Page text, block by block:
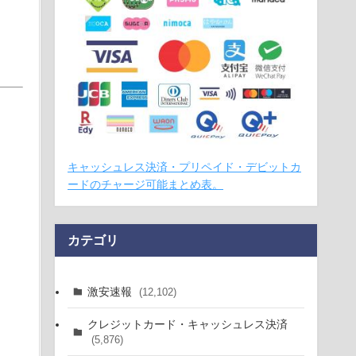
キャッシュレス決済・プリペイド・デビットカ
ードのチャージ可能まとめ表。
カテゴリ
激安速報 (12,102)
クレジットカード・キャッシュレス決済
(5,876)